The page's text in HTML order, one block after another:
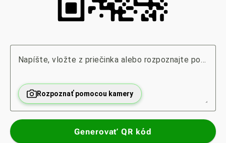
Napíšte, vložte z priečinka alebo rozpoznajte pomocou kamery...
Rozpoznať pomocou kamery
Generovať QR kód